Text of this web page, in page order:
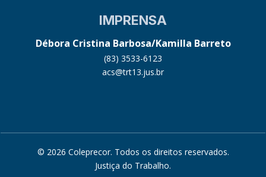
IMPRENSA
Débora Cristina Barbosa/Kamilla Barreto
(83) 3533-6123
acs@trt13.jus.br
© 2026 Coleprecor. Todos os direitos reservados.
Justiça do Trabalho.